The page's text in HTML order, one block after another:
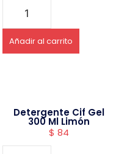
Añadir al carrito
Detergente Cif Gel
300 Ml Limón
$ 84